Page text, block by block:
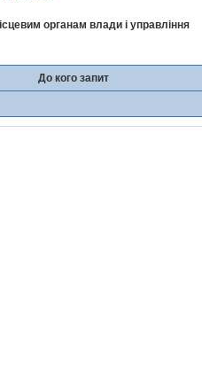
органам влади і управління
До кого запит